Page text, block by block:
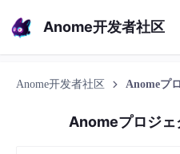
Anome开发者社区
Anome开发者社区 Anomeプ
Anomeプロジェ